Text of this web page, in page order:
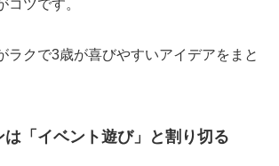
コツです。
ラクで3歳が喜びやすいアイデアをまと
「イベント遊び」と割り切る